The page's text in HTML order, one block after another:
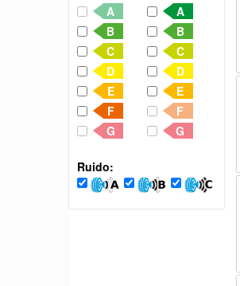
A
B
C
D
E
F
G
A
B
C
D
E
F
G
Ruido: